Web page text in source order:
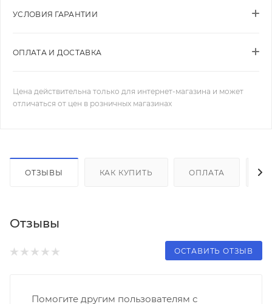
УСЛОВИЯ ГАРАНТИИ
ОПЛАТА И ДОСТАВКА
Цена действительна только для интернет-магазина и может
отличаться от цен в розничных магазинах
ОТЗЫВЫ КАК КУПИТЬ ОПЛАТА
Отзывы
ОСТАВИТЬ ОТЗЫВ
Помогите другим пользователям с